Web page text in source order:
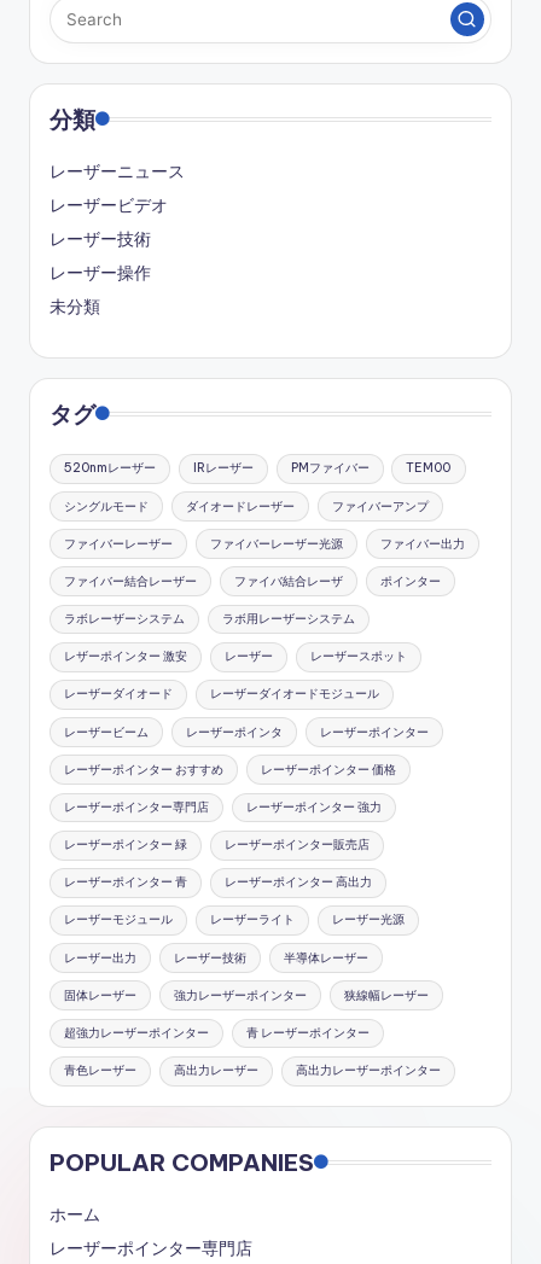
分類
レーザーニュース
レーザービデオ
レーザー技術
レーザー操作
未分類
タグ
520nmレーザー IRレーザー PMファイバー TEM00
シングルモード ダイオードレーザー ファイバーアンプ
ファイバーレーザー ファイバーレーザー光源 ファイバー出力
ファイバー結合レーザー ファイバ結合レーザ ポインター
ラボレーザーシステム ラボ用レーザーシステム
レザーポインター 激安 レーザー レーザースポット
レーザーダイオード レーザーダイオードモジュール
レーザービーム レーザーポインタ レーザーポインター
レーザーポインター おすすめ レーザーポインター 価格
レーザーポインター専門店 レーザーポインター 強力
レーザーポインター 緑 レーザーポインター販売店
レーザーポインター 青 レーザーポインター 高出力
レーザーモジュール レーザーライト レーザー光源
レーザー出力 レーザー技術 半導体レーザー
固体レーザー 強力レーザーポインター 狭線幅レーザー
超強力レーザーポインター 青 レーザーポインター
青色レーザー 高出力レーザー 高出力レーザーポインター
POPULAR COMPANIES
ホーム
レーザーポインター専門店